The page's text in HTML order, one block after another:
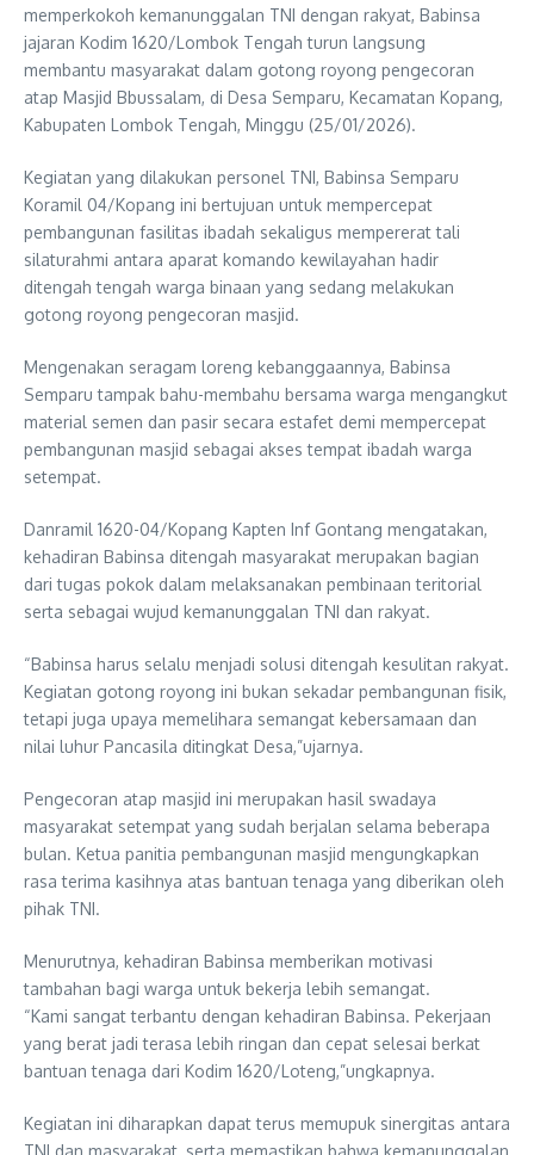
memperkokoh kemanunggalan TNI dengan rakyat, Babinsa
jajaran Kodim 1620/Lombok Tengah turun langsung
membantu masyarakat dalam gotong royong pengecoran
atap Masjid Bbussalam, di Desa Semparu, Kecamatan Kopang,
Kabupaten Lombok Tengah, Minggu (25/01/2026).
Kegiatan yang dilakukan personel TNI, Babinsa Semparu
Koramil 04/Kopang ini bertujuan untuk mempercepat
pembangunan fasilitas ibadah sekaligus mempererat tali
silaturahmi antara aparat komando kewilayahan hadir
ditengah tengah warga binaan yang sedang melakukan
gotong royong pengecoran masjid.
Mengenakan seragam loreng kebanggaannya, Babinsa
Semparu tampak bahu-membahu bersama warga mengangkut
material semen dan pasir secara estafet demi mempercepat
pembangunan masjid sebagai akses tempat ibadah warga
setempat.
Danramil 1620-04/Kopang Kapten Inf Gontang mengatakan,
kehadiran Babinsa ditengah masyarakat merupakan bagian
dari tugas pokok dalam melaksanakan pembinaan teritorial
serta sebagai wujud kemanunggalan TNI dan rakyat.
“Babinsa harus selalu menjadi solusi ditengah kesulitan rakyat.
Kegiatan gotong royong ini bukan sekadar pembangunan fisik,
tetapi juga upaya memelihara semangat kebersamaan dan
nilai luhur Pancasila ditingkat Desa,”ujarnya.
Pengecoran atap masjid ini merupakan hasil swadaya
masyarakat setempat yang sudah berjalan selama beberapa
bulan. Ketua panitia pembangunan masjid mengungkapkan
rasa terima kasihnya atas bantuan tenaga yang diberikan oleh
pihak TNI.
Menurutnya, kehadiran Babinsa memberikan motivasi
tambahan bagi warga untuk bekerja lebih semangat.
“Kami sangat terbantu dengan kehadiran Babinsa. Pekerjaan
yang berat jadi terasa lebih ringan dan cepat selesai berkat
bantuan tenaga dari Kodim 1620/Loteng,”ungkapnya.
Kegiatan ini diharapkan dapat terus memupuk sinergitas antara
TNI dan masyarakat, serta memastikan bahwa kemanunggalan